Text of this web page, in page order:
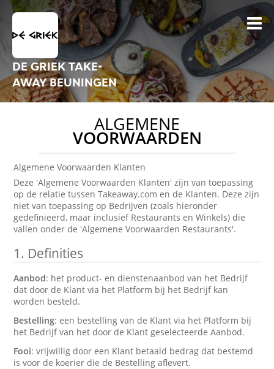
DE GRIEK TAKE-
AWAY BEUNINGEN
ALGEMENE
VOORWAARDEN
Algemene Voorwaarden Klanten
Deze 'Algemene Voorwaarden Klanten' zijn van toepassing
op de relatie tussen Takeaway.com en de Klanten. Deze zijn
niet van toepassing op Bedrijven (zoals hieronder
gedefinieerd, maar inclusief Restaurants en Winkels) die
vallen onder de 'Algemene Voorwaarden Restaurants'.
1. Definities
Aanbod: het product- en dienstenaanbod van het Bedrijf
dat door de Klant via het Platform bij het Bedrijf kan
worden besteld.
Bestelling: een bestelling van de Klant via het Platform bij
het Bedrijf van het door de Klant geselecteerde Aanbod.
Fooi: vrijwillig door een Klant betaald bedrag dat bestemd
is voor de koerier die de Bestelling aflevert.